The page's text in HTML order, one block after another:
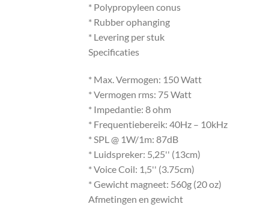
* Polypropyleen conus
* Rubber ophanging
* Levering per stuk
Specificaties
* Max. Vermogen: 150 Watt
* Vermogen rms: 75 Watt
* Impedantie: 8 ohm
* Frequentiebereik: 40Hz – 10kHz
* SPL @ 1W/1m: 87dB
* Luidspreker: 5,25'' (13cm)
* Voice Coil: 1,5'' (3.75cm)
* Gewicht magneet: 560g (20 oz)
Afmetingen en gewicht